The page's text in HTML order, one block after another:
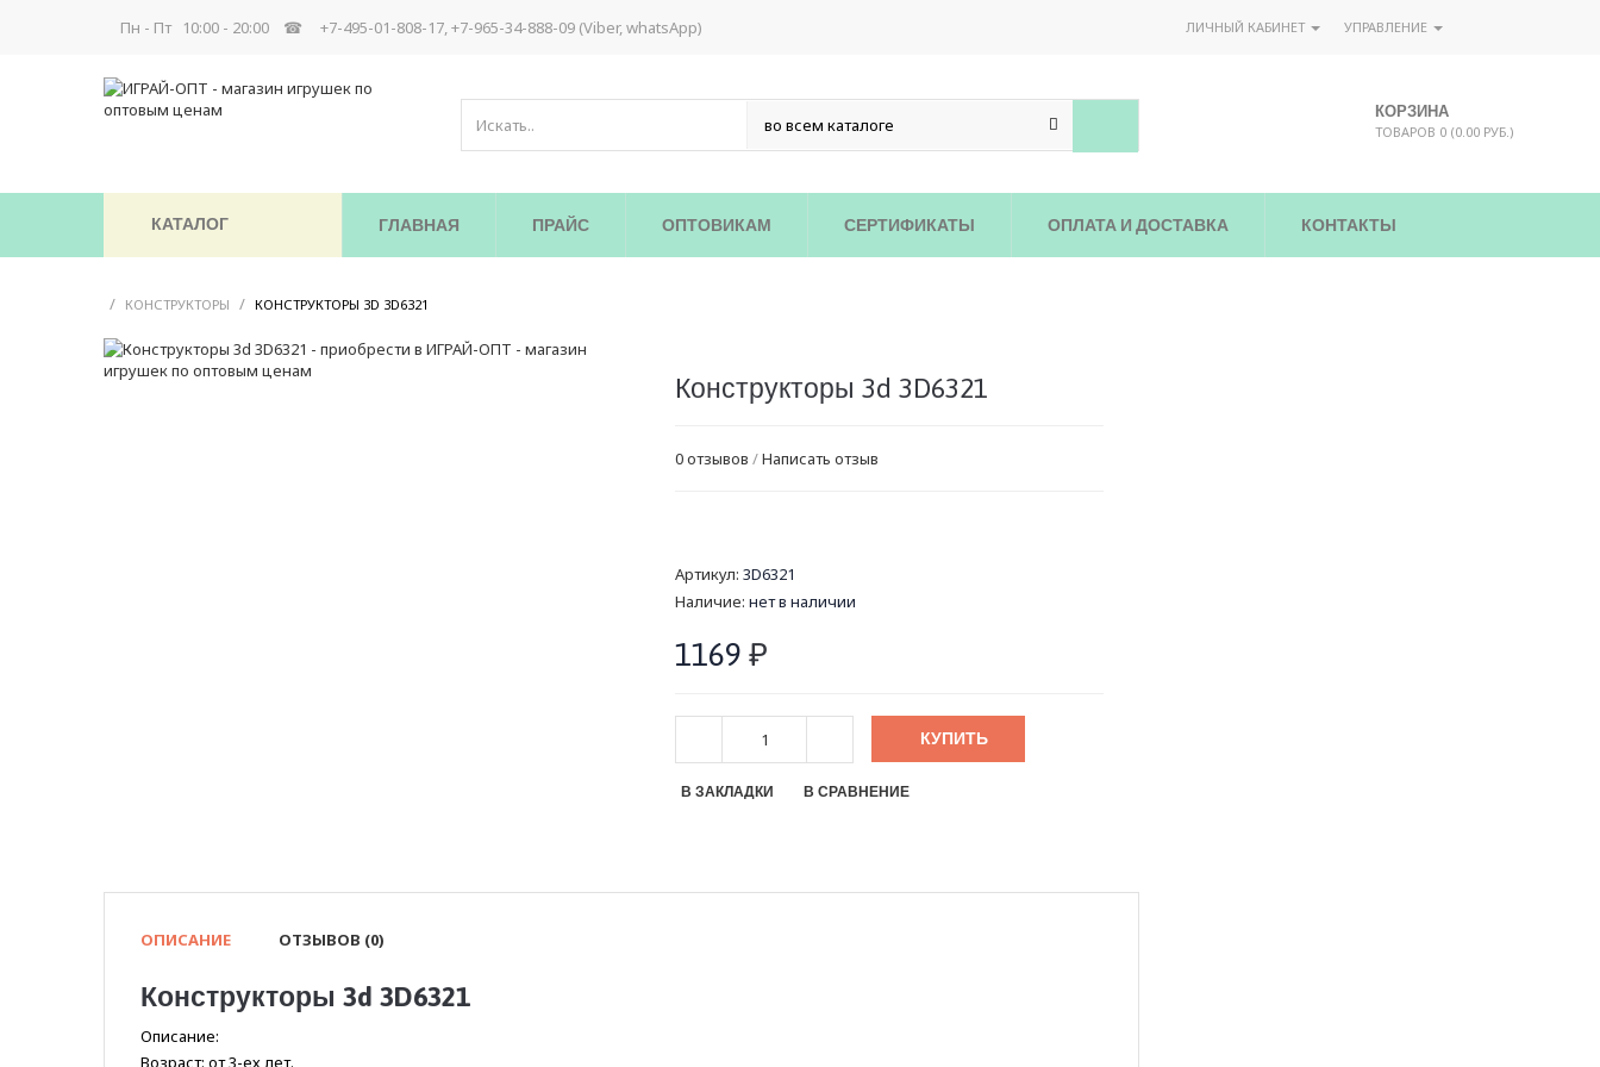
Пн - Пт 10:00 - 20:00 ☎ +7-495-01-808-17, +7-965-34-888-09 (Viber, whatsApp) ЛИЧНЫЙ КАБИНЕТ УПРАВЛЕНИЕ
КОРЗИНА
ТОВАРОВ 0 (0.00 РУБ.)
КАТАЛОГ ГЛАВНАЯ ПРАЙС ОПТОВИКАМ СЕРТИФИКАТЫ ОПЛАТА И ДОСТАВКА КОНТАКТЫ
/ КОНСТРУКТОРЫ / КОНСТРУКТОРЫ 3D 3D6321
Конструкторы 3d 3D6321
0 отзывов /Написать отзыв
Артикул: 3D6321
Наличие: нет в наличии
1169 ₽
КУПИТЬ
В ЗАКЛАДКИ В СРАВНЕНИЕ
ОПИСАНИЕ ОТЗЫВОВ (0)
Конструкторы 3d 3D6321
Описание:
Возраст: от 3-ех лет.